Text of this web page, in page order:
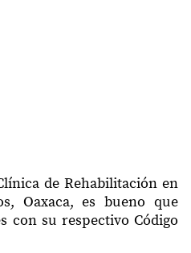
de Rehabilitación en
Oaxaca, es bueno que
con su respectivo Código